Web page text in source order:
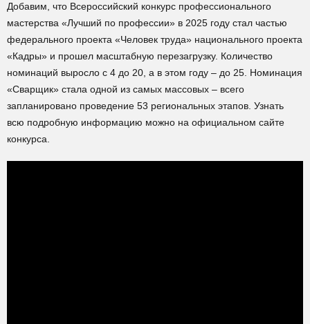
Добавим, что Всероссийский конкурс профессионального
мастерства «Лучший по профессии» в 2025 году стал частью
федерального проекта «Человек труда» национального проекта
«Кадры» и прошел масштабную перезагрузку. Количество
номинаций выросло с 4 до 20, а в этом году – до 25. Номинация
«Сварщик» стала одной из самых массовых – всего
запланировано проведение 53 региональных этапов. Узнать
всю подробную информацию можно на официальном сайте
конкурса.